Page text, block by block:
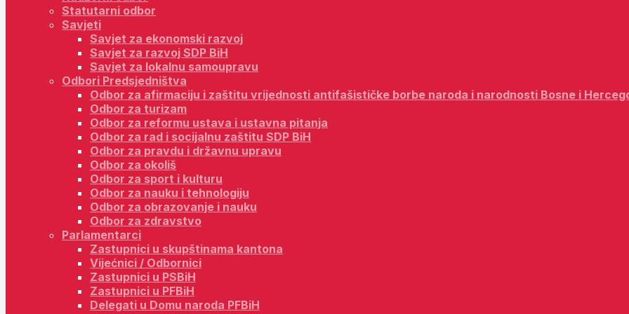
Statutarni odbor
Savjeti
Savjet za ekonomski razvoj
Savjet za razvoj SDP BiH
Savjet za lokalnu samoupravu
Odbori Predsjedništva
Odbor za afirmaciju i zaštitu vrijednosti antifašističke borbe naroda i narodnosti Bosne i
Odbor za turizam
Odbor za reformu ustava i ustavna pitanja
Odbor za rad i socijalnu zaštitu SDP BiH
Odbor za pravdu i državnu upravu
Odbor za okoliš
Odbor za sport i kulturu
Odbor za nauku i tehnologiju
Odbor za obrazovanje i nauku
Odbor za zdravstvo
Parlamentarci
Zastupnici u skupštinama kantona
Vijećnici / Odbornici
Zastupnici u PSBiH
Zastupnici u PFBiH
Delegati u Domu naroda PFBiH